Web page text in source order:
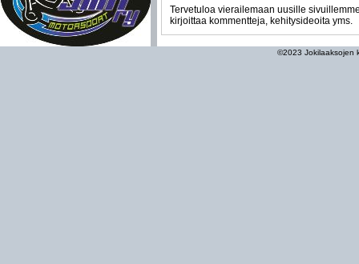
Tervetuloa vierailemaan uusille
kirjoittaa kommentteja, kehitysideoita yms.
©2023 Jokilaaksojen